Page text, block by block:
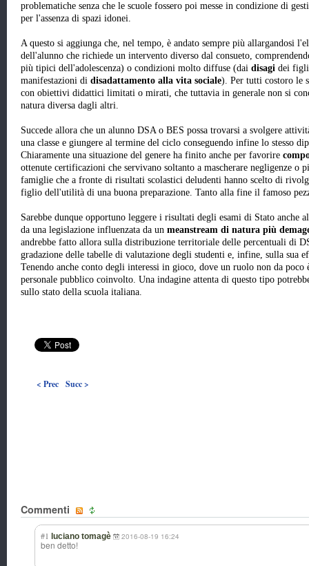
problematiche senza che le scuole fossero poi messe in condizione di
per l'assenza di spazi idonei.
A questo si aggiunga che, nel tempo, è andato sempre più allargandosi
dell'alunno che richiede un intervento diverso dal consueto,
più tipici dell'adolescenza) o condizioni molto diffuse (dai disagi dei figli
manifestazioni di disadattamento alla vita sociale). Per tutti costoro le
con obiettivi didattici limitati o mirati, che tuttavia in generale non si
natura diversa dagli altri.
Succede allora che un alunno DSA o BES possa trovarsi a svolgere
una classe e giungere al termine del ciclo conseguendo infine lo stesso
Chiaramente una situazione del genere ha finito anche per favorire
ottenute certificazioni che servivano soltanto a mascherare negligenze o
famiglie che a fronte di risultati scolastici deludenti hanno scelto di
figlio dell'utilità di una buona preparazione. Tanto alla fine il famoso
Sarebbe dunque opportuno leggere i risultati degli esami di Stato anche
da una legislazione influenzata da un meanstream di natura più
andrebbe fatto allora sulla distribuzione territoriale delle percentuali di
gradazione delle tabelle di valutazione degli studenti e, infine, sulla sua
Tenendo anche conto degli interessi in gioco, dove un ruolo non da
personale pubblico coinvolto. Una indagine attenta di questo tipo
sullo stato della scuola italiana.
< Prec Succ >
Commenti
#1 luciano tomagè 2016-08-19 16:24
ben detto!